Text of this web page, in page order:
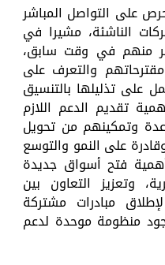
على التواصل المباشر
الناشئة، مشيرا في
منهم في وقت سابق،
والتعرف على
على تذليلها بالتنسيق
تقديم الدعم اللازم
وتمكينهم من تحويل
على النمو والتوسع
فتح أسواق جديدة
وتعزيز التعاون بين
مبادرات مشتركة
منظومة موحدة لدعم